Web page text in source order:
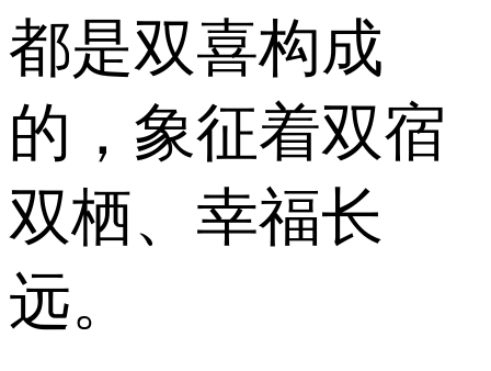
都是双喜构成
的，象征着双宿
双栖、幸福长
远。